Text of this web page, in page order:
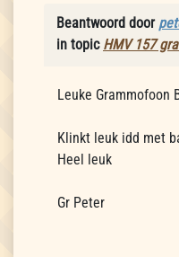
Beantwoord door
in topic HMV 157
Leuke Grammofoon
Klinkt leuk idd met
Heel leuk
Gr Peter